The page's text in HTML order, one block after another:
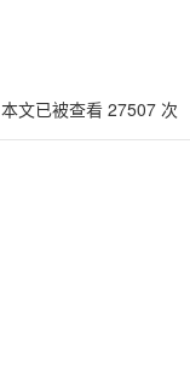
本文已被查看 27507 次